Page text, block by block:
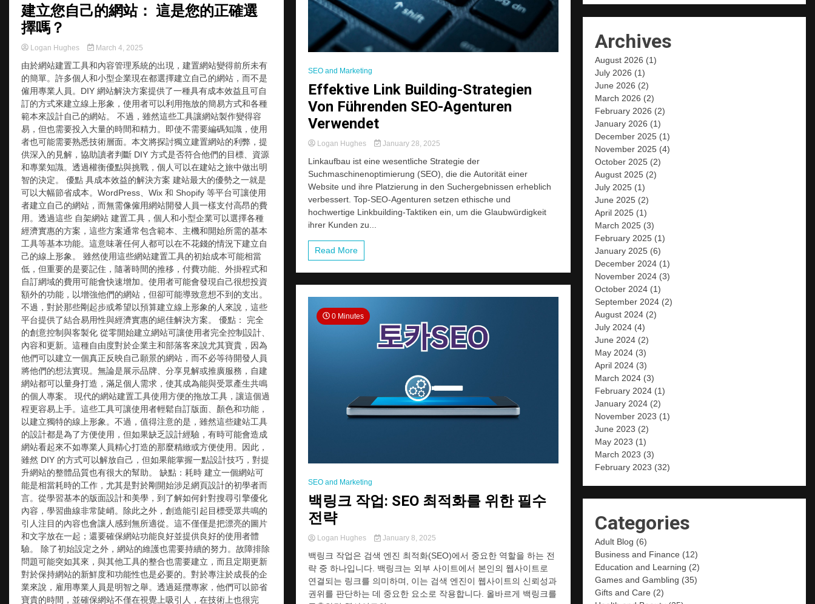
建立您自己的網站： 這是您的正確選
擇嗎？
Logan Hughes March 4, 2025
由於網站建置工具和內容管理系統的出現，建置網站變得前所未有
的簡單。許多個人和小型企業現在都選擇建立自己的網站，而不是
僱用專業人員。DIY 網站解決方案提供了一種具有成本效益且可自
訂的方式來建立線上形象，使用者可以利用拖放的簡易方式和各種
範本來設計自己的網站。 不過，雖然這些工具讓網站製作變得容
易，但也需要投入大量的時間和精力。即使不需要編碼知識，使用
者也可能需要熟悉技術層面。本文將探討獨立建置網站的利弊，提
供深入的見解，協助讀者判斷 DIY 方式是否符合他們的目標、資源
和專業知識。透過權衡優點與挑戰，個人可以在建站之旅中做出明
智的決定。 優點 具成本效益的解決方案 建站最大的優勢之一就是
可以大幅節省成本。WordPress、Wix 和 Shopify 等平台可讓使用
者建立自己的網站，而無需像僱用網站開發人員一樣支付高昂的費
用。透過這些 自架網站 建置工具，個人和小型企業可以選擇各種
經濟實惠的方案，這些方案通常包含範本、主機和開始所需的基本
工具等基本功能。這意味著任何人都可以在不花錢的情況下建立自
己的線上形象。 雖然使用這些網站建置工具的初始成本可能相當
低，但重要的是要記住，隨著時間的推移，付費功能、外掛程式和
自訂網域的費用可能會快速增加。使用者可能會發現自己很想投資
額外的功能，以增強他們的網站，但卻可能導致意想不到的支出。
不過，對於那些剛起步或希望以預算建立線上形象的人來說，這些
平台提供了結合易用性與經濟實惠的絕佳解決方案。 優點： 完全
的創意控制與客製化 從零開始建立網站可讓使用者完全控制設計、
內容和更新。這種自由度對於企業主和部落客來說尤其寶貴，因為
他們可以建立一個真正反映自己願景的網站，而不必等待開發人員
將他們的想法實現。無論是展示品牌、分享見解或推廣服務，自建
網站都可以量身打造，滿足個人需求，使其成為能與受眾產生共鳴
的個人專案。 現代的網站建置工具使用方便的拖放工具，讓這個過
程更容易上手。這些工具可讓使用者輕鬆自訂版面、顏色和功能，
以建立獨特的線上形象。不過，值得注意的是，雖然這些建站工具
的設計都是為了方便使用，但如果缺乏設計經驗，有時可能會造成
網站看起來不如專業人員精心打造的那麼精緻或方便使用。因此，
雖然 DIY 的方式可以解放自己，但如果能掌握一點設計技巧，對提
升網站的整體品質也有很大的幫助。 缺點：耗時 建立一個網站可
能是相當耗時的工作，尤其是對於剛開始涉足網頁設計的初學者而
言。從學習基本的版面設計和美學，到了解如何針對搜尋引擎優化
內容，學習曲線非常陡峭。除此之外，創造能引起目標受眾共鳴的
引人注目的內容也會讓人感到無所適從。這不僅僅是把漂亮的圖片
和文字放在一起；還要確保網站功能良好並提供良好的使用者體
驗。 除了初始設定之外，網站的維護也需要持續的努力。故障排除
問題可能突如其來，與其他工具的整合也需要建立，而且定期更新
對於保持網站的新鮮度和功能性也是必要的。對於專注於成長的企
業來說，雇用專業人員是明智之舉。透過延攬專家，他們可以節省
寶貴的時間，並確保網站不僅在視覺上吸引人，在技術上也很完
SEO and Marketing
Effektive Link Building-Strategien
Von Führenden SEO-Agenturen
Verwendet
Logan Hughes January 28, 2025
Linkaufbau ist eine wesentliche Strategie der
Suchmaschinenoptimierung (SEO), die die Autorität einer
Website und ihre Platzierung in den Suchergebnissen erheblich
verbessert. Top-SEO-Agenturen setzen ethische und
hochwertige Linkbuilding-Taktiken ein, um die Glaubwürdigkeit
ihrer Kunden zu...
Read More
0 Minutes
SEO and Marketing
백링크 작업: SEO 최적화를 위한 필수
전략
Logan Hughes January 8, 2025
백링크 작업은 검색 엔진 최적화(SEO)에서 중요한 역할을 하는 전
략 중 하나입니다. 백링크는 외부 사이트에서 본인의 웹사이트로
연결되는 링크를 의미하며, 이는 검색 엔진이 웹사이트의 신뢰성과
권위를 판단하는 데 중요한 요소로 작용합니다. 올바르게 백링크를
Archives
August 2026 (1)
July 2026 (1)
June 2026 (2)
March 2026 (2)
February 2026 (2)
January 2026 (1)
December 2025 (1)
November 2025 (4)
October 2025 (2)
August 2025 (2)
July 2025 (1)
June 2025 (2)
April 2025 (1)
March 2025 (3)
February 2025 (1)
January 2025 (6)
December 2024 (1)
November 2024 (3)
October 2024 (1)
September 2024 (2)
August 2024 (2)
July 2024 (4)
June 2024 (2)
May 2024 (3)
April 2024 (3)
March 2024 (3)
February 2024 (1)
January 2024 (2)
November 2023 (1)
June 2023 (2)
May 2023 (1)
March 2023 (3)
February 2023 (32)
Categories
Adult Blog (6)
Business and Finance (12)
Education and Learning (2)
Games and Gambling (35)
Gifts and Care (2)